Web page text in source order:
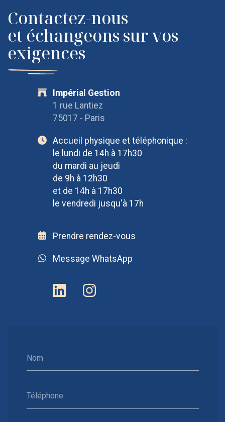
Contactez-nous
et échangeons sur vos
exigences
Nom
Téléphone
Impérial Gestion
1 rue Lantiez
75017 - Paris
Accueil physique et téléphonique :
le lundi de 14h à 17h30
du mardi au jeudi
de 9h à 12h30
et de 14h à 17h30
le vendredi jusqu'à 17h
Prendre rendez-vous
Message WhatsApp